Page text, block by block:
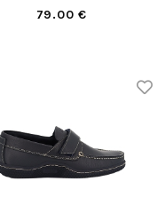
79.00 €